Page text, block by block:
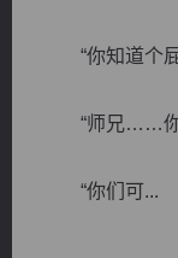
“你知道个屁
“师兄……你？
“你们可...